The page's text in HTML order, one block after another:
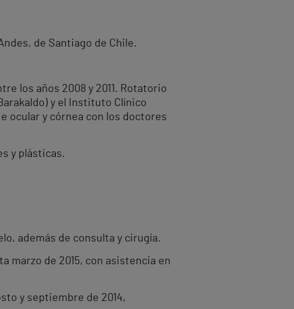
de Santiago de Chile.
los años 2008 y 2011. Rotatorio
y el Instituto Clínico
ocular y córnea con los doctores
y plásticas.
además de consulta y cirugía.
marzo de 2015, con asistencia en
y septiembre de 2014,